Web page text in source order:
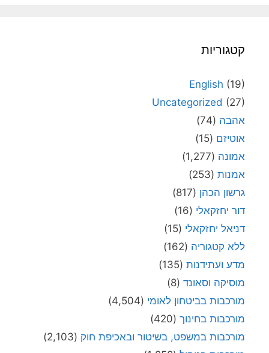
קטגוריות
English (19)
Uncategorized (27)
אהבה (74)
אוטיזם (15)
אמונה (1,277)
אמנות (253)
גרשון הכהן (817)
דור יחזקאלי (16)
דניאל יחזקאלי (15)
ללא קטגוריה (162)
מדע ועתידנות (135)
מוסיקה וסאונד (8)
מורכבות בביטחון לאומי (4,504)
מורכבות בחינוך (420)
מורכבות במשפט, בשיטור ובאכיפת חוק (2,103)